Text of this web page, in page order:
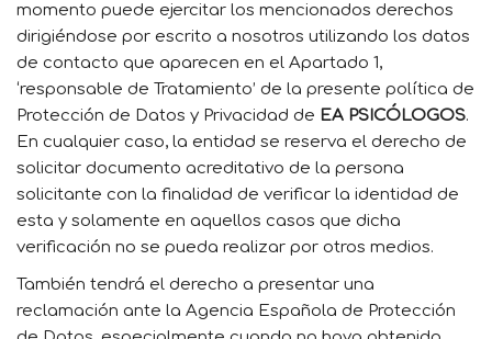
momento puede ejercitar los mencionados derechos
dirigiéndose por escrito a nosotros utilizando los datos
de contacto que aparecen en el Apartado 1,
‘responsable de Tratamiento’ de la presente política de
Protección de Datos y Privacidad de EA PSICÓLOGOS.
En cualquier caso, la entidad se reserva el derecho de
solicitar documento acreditativo de la persona
solicitante con la finalidad de verificar la identidad de
esta y solamente en aquellos casos que dicha
verificación no se pueda realizar por otros medios.
También tendrá el derecho a presentar una
reclamación ante la Agencia Española de Protección